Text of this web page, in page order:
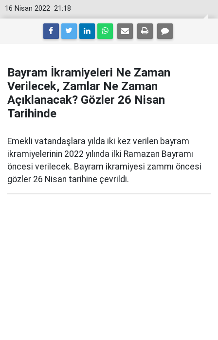
21:18
16 Nisan 2022
Bayram İkramiyeleri Ne Zaman
Verilecek, Zamlar Ne Zaman
Açıklanacak? Gözler 26 Nisan
Tarihinde
Emekli vatandaşlara yılda iki kez verilen bayram
ikramiyelerinin 2022 yılında ilki Ramazan Bayramı
öncesi verilecek. Bayram ikramiyesi zammı öncesi
gözler 26 Nisan tarihine çevrildi.